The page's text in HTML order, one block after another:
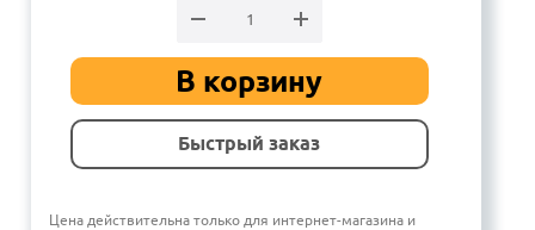
В корзину
Быстрый заказ
Цена действительна только для интернет-магазина и